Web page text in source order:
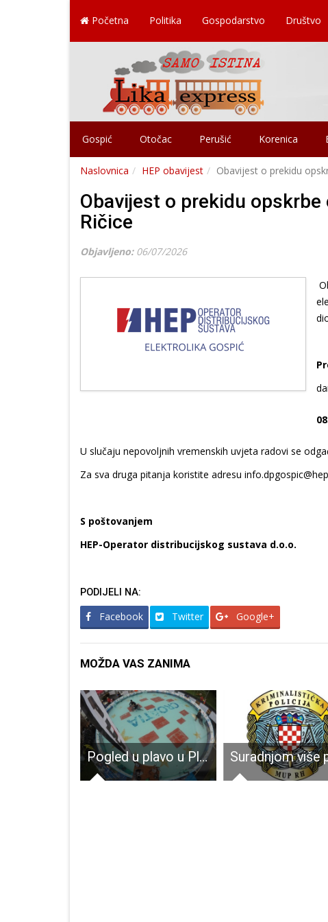
Početna Politika Gospodarstvo Društvo
Gospić Otočac Perušić Korenica
Naslovnica HEP obavijest Obavijest o prekidu
Obavijest o prekidu
Ričice
Objavljeno: 06/07/2026
U slučaju nepovoljnih vremenskih uvjeta radovi se
Za sva druga pitanja koristite adresu
S poštovanjem
HEP-Operator distribucijskog sustava d.o.o.
PODIJELI NA:
Facebook Twitter Google+
MOŽDA VAS ZANIMA
Pogled u plavo u Plitvičkim Jezerima